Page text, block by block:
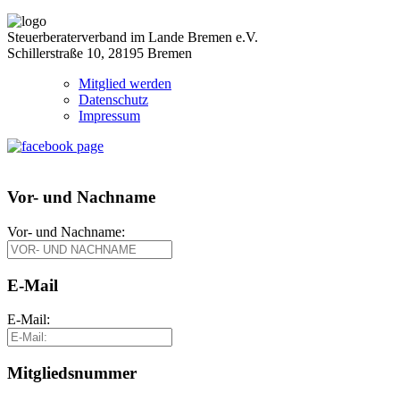
Steuerberaterverband im Lande Bremen e.V.
Schillerstraße 10, 28195 Bremen
Mitglied werden
Datenschutz
Impressum
Vor- und Nachname
Vor- und Nachname:
E-Mail
E-Mail:
Mitgliedsnummer